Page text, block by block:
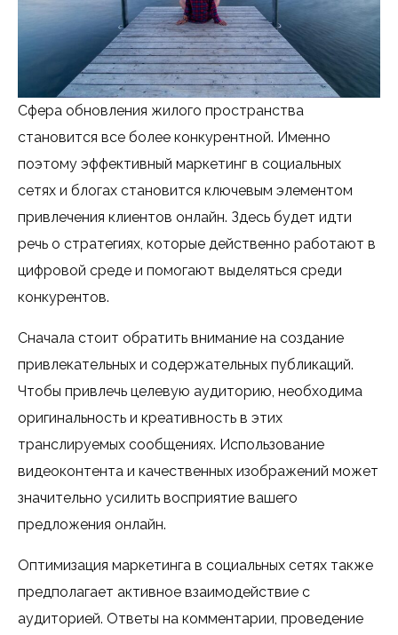
Сфера обновления жилого пространства
становится все более конкурентной. Именно
поэтому эффективный маркетинг в социальных
сетях и блогах становится ключевым элементом
привлечения клиентов онлайн. Здесь будет идти
речь о стратегиях, которые действенно работают в
цифровой среде и помогают выделяться среди
конкурентов.
Сначала стоит обратить внимание на создание
привлекательных и содержательных публикаций.
Чтобы привлечь целевую аудиторию, необходима
оригинальность и креативность в этих
транслируемых сообщениях. Использование
видеоконтента и качественных изображений может
значительно усилить восприятие вашего
предложения онлайн.
Оптимизация маркетинга в социальных сетях также
предполагает активное взаимодействие с
аудиторией. Ответы на комментарии, проведение